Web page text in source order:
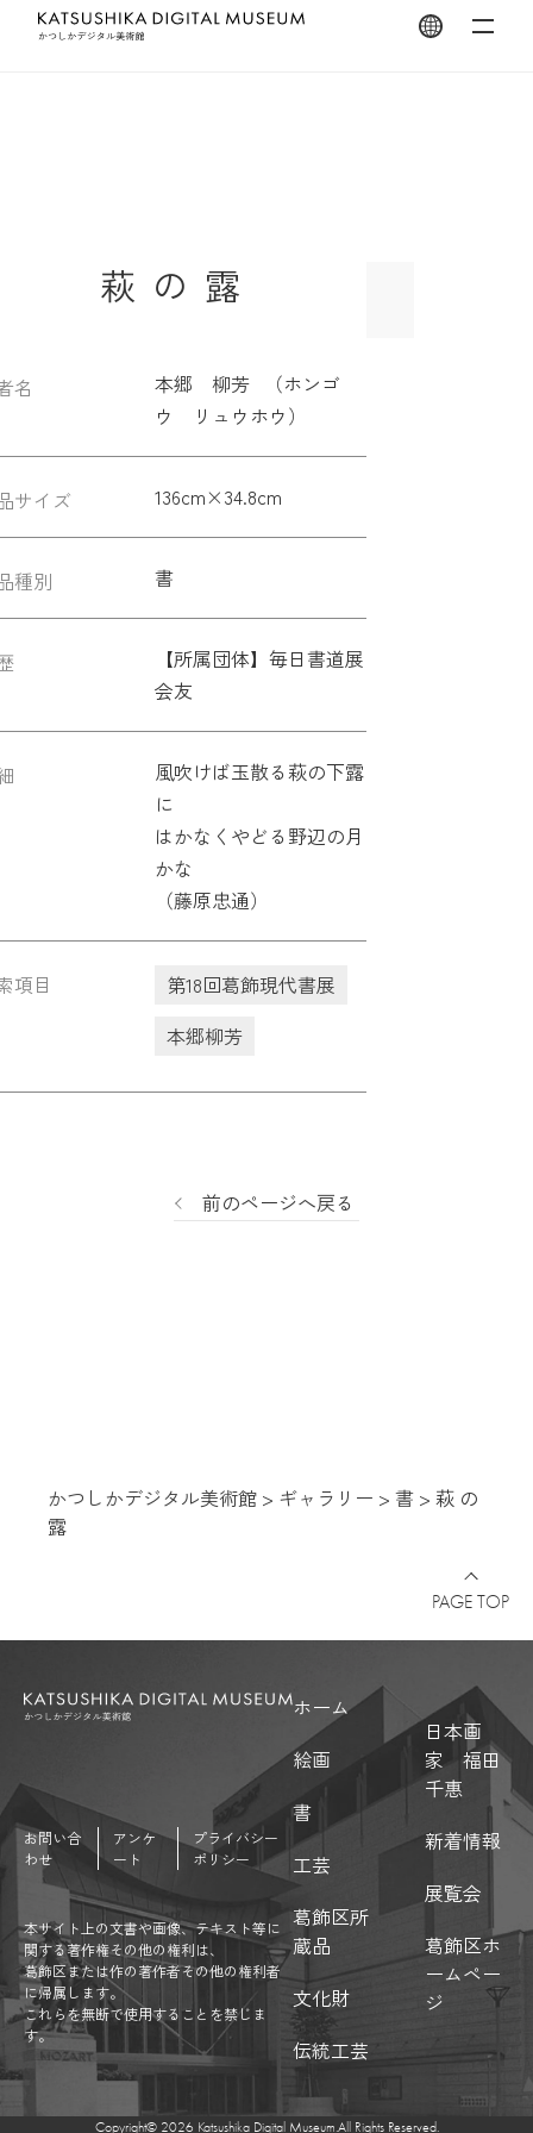
萩 の 露
名
本郷 柳芳 （ホンゴ
ウ リュウホウ）
サイズ 136cm×34.8cm
種別 書
【所属団体】毎日書道展
会友
風吹けば玉散る萩の下露
に
はかなくやどる野辺の月
かな
（藤原忠通）
項目
第18回葛飾現代書展
本郷柳芳
前のページへ戻る
かつしかデジタル美術館 > ギャラリー > 書 > 萩 の
露
PAGE TOP
お問い合
わせ
アンケ
ート
プライバシー
ポリシー
本サイト上の文書や画像、テキスト等に
関する著作権その他の権利は、
葛飾区または作の著作者その他の権利者
に帰属します。
これらを無断で使用することを禁じま
す。
ホーム
絵画
書
工芸
葛飾区所
蔵品
文化財
伝統工芸
日本画
家 福田
千惠
新着情報
展覧会
葛飾区ホ
ームペー
ジ
Copyright©︎ 2026 Katsushika Digital Museum.All Rights Reserved.